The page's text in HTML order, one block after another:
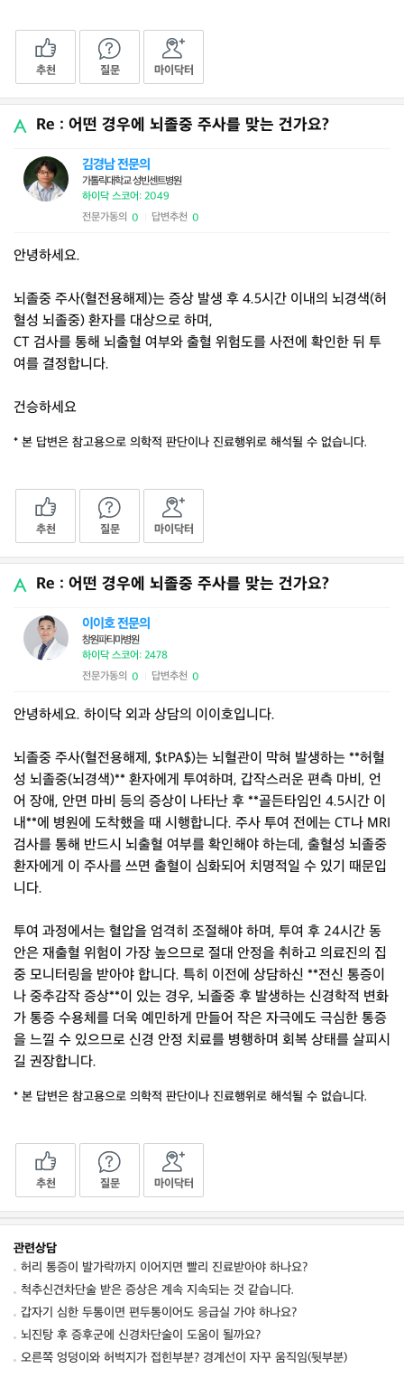
추천 질문 마이닥터
Re : 어떤 경우에 뇌졸중 주사를 맞는 건가요?
김경남 전문의
가톨릭대학교 성빈센트병원
하이닥 스코어: 2049
전문가동의 0 답변추천 0
안녕하세요.
뇌졸중 주사(혈전용해제)는 증상 발생 후 4.5시간 이내의 뇌경색(허
혈성 뇌졸중) 환자를 대상으로 하며,
CT 검사를 통해 뇌출혈 여부와 출혈 위험도를 사전에 확인한 뒤 투
여를 결정합니다.
건승하세요
* 본 답변은 참고용으로 의학적 판단이나 진료행위로 해석될 수 없습니다.
추천 질문 마이닥터
Re : 어떤 경우에 뇌졸중 주사를 맞는 건가요?
이이호 전문의
창원파티마병원
하이닥 스코어: 2478
전문가동의 0 답변추천 0
안녕하세요. 하이닥 외과 상담의 이이호입니다.
뇌졸중 주사(혈전용해제, $tPA$)는 뇌혈관이 막혀 발생하는 **허혈
성 뇌졸중(뇌경색)** 환자에게 투여하며, 갑작스러운 편측 마비, 언
어 장애, 안면 마비 등의 증상이 나타난 후 **골든타임인 4.5시간 이
내**에 병원에 도착했을 때 시행합니다. 주사 투여 전에는 CT나 MRI
검사를 통해 반드시 뇌출혈 여부를 확인해야 하는데, 출혈성 뇌졸중
환자에게 이 주사를 쓰면 출혈이 심화되어 치명적일 수 있기 때문입
니다.
투여 과정에서는 혈압을 엄격히 조절해야 하며, 투여 후 24시간 동
안은 재출혈 위험이 가장 높으므로 절대 안정을 취하고 의료진의 집
중 모니터링을 받아야 합니다. 특히 이전에 상담하신 **전신 통증이
나 중추감작 증상**이 있는 경우, 뇌졸중 후 발생하는 신경학적 변화
가 통증 수용체를 더욱 예민하게 만들어 작은 자극에도 극심한 통증
을 느낄 수 있으므로 신경 안정 치료를 병행하며 회복 상태를 살피시
길 권장합니다.
* 본 답변은 참고용으로 의학적 판단이나 진료행위로 해석될 수 없습니다.
추천 질문 마이닥터
관련상담
허리 통증이 발가락까지 이어지면 빨리 진료받아야 하나요?
척추신견차단술 받은 증상은 계속 지속되는 것 같습니다.
갑자기 심한 두통이면 편두통이어도 응급실 가야 하나요?
뇌진탕 후 증후군에 신경차단술이 도움이 될까요?
오른쪽 엉덩이와 허벅지가 접힌부분? 경계선이 자꾸 움직임(뒷부분)